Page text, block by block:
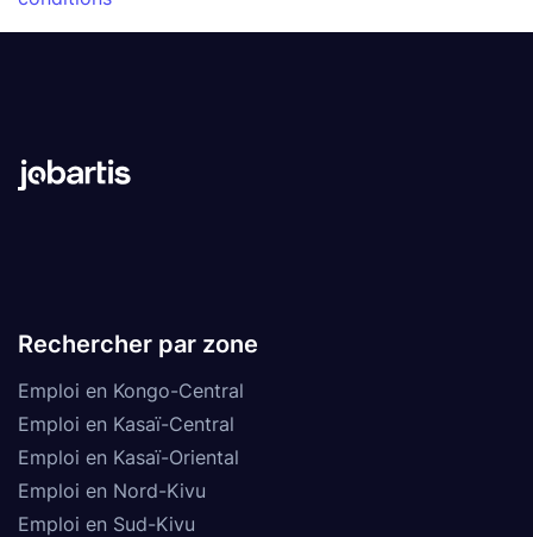
Rechercher par zone
Emploi en Kongo-Central
Emploi en Kasaï-Central
Emploi en Kasaï-Oriental
Emploi en Nord-Kivu
Emploi en Sud-Kivu